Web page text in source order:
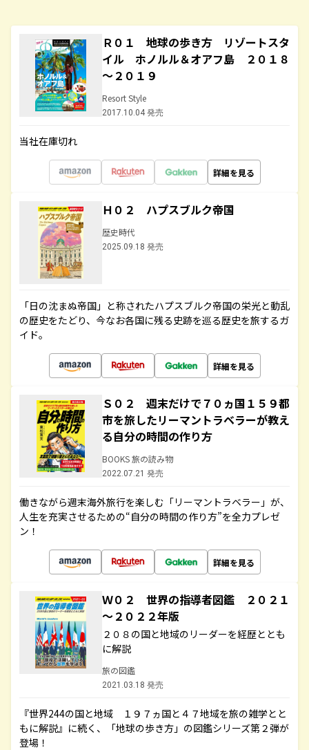
Ｒ０１ 地球の歩き方 リゾートスタ
イル ホノルル＆オアフ島 ２０１８
～２０１９
Resort Style
2017.10.04 発売
当社在庫切れ
詳細を見る
Ｈ０２ ハプスブルク帝国
歴史時代
2025.09.18 発売
「日の沈まぬ帝国」と称されたハプスブルク帝国の栄光と動乱
の歴史をたどり、今なお各国に残る史跡を巡る歴史を旅するガ
イド。
詳細を見る
Ｓ０２ 週末だけで７０ヵ国１５９都
市を旅したリーマントラベラーが教え
る自分の時間の作り方
BOOKS 旅の読み物
2022.07.21 発売
働きながら週末海外旅行を楽しむ「リーマントラベラー」が、
人生を充実させるための“自分の時間の作り方”を全力プレゼ
ン！
詳細を見る
Ｗ０２ 世界の指導者図鑑 ２０２１
～２０２２年版
２０８の国と地域のリーダーを経歴ととも
に解説
旅の図鑑
2021.03.18 発売
『世界244の国と地域 １９７ヵ国と４７地域を旅の雑学とと
もに解説』に続く、「地球の歩き方」の図鑑シリーズ第２弾が
登場！